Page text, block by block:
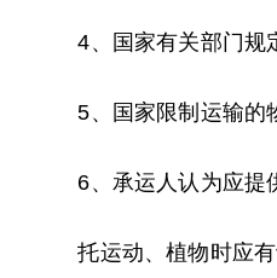
4、国家有关部门规定
5、国家限制运输的
6、承运人认为应提供
托运动、植物时应有